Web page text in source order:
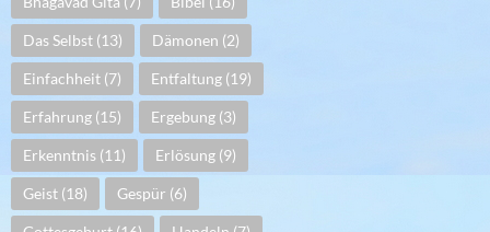
Das Selbst (13) Dämonen (2)
Einfachheit (7) Entfaltung (19)
Erfahrung (15) Ergebung (3)
Erkenntnis (11) Erlösung (9)
Geist (18) Gespür (6)